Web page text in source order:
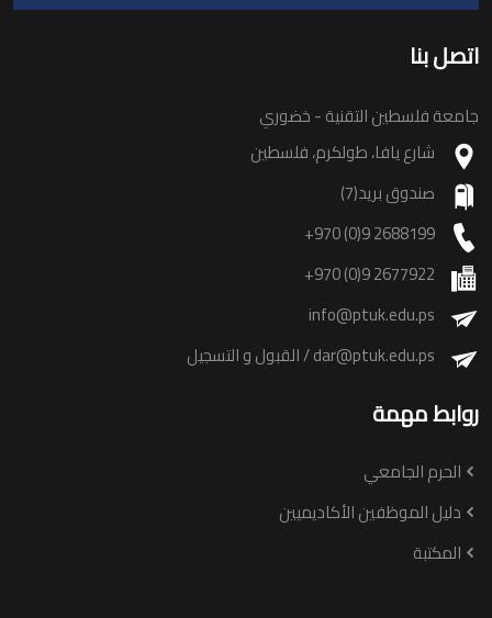
اتصل بنا
جامعة فلسطين التقنية - خضوري
شارع يافا، طولكرم، فلسطين
صندوق بريد(7)
+970 (0)9 2688199
+970 (0)9 2677922
info@ptuk.edu.ps
dar@ptuk.edu.ps/ القبول و التسجيل
روابط مهمة
الحرم الجامعي
دليل الموظفين الأكاديميين
المكتبة